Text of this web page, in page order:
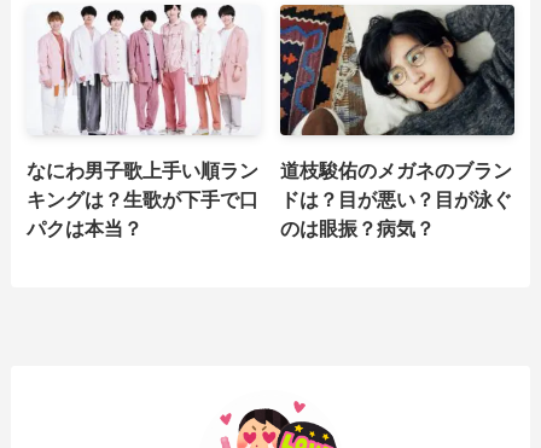
なにわ男子歌上手い順ラン
キングは？生歌が下手で口
パクは本当？
道枝駿佑のメガネのブラン
ドは？目が悪い？目が泳ぐ
のは眼振？病気？